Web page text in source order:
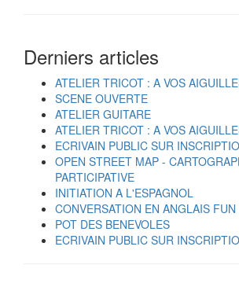
Derniers articles
ATELIER TRICOT : A VOS
SCENE OUVERTE
ATELIER GUITARE
ATELIER TRICOT : A VOS
ECRIVAIN PUBLIC SUR
OPEN STREET MAP -
PARTICIPATIVE
INITIATION A L'ESPAGNOL
CONVERSATION EN ANGLAIS FUN
POT DES BENEVOLES
ECRIVAIN PUBLIC SUR